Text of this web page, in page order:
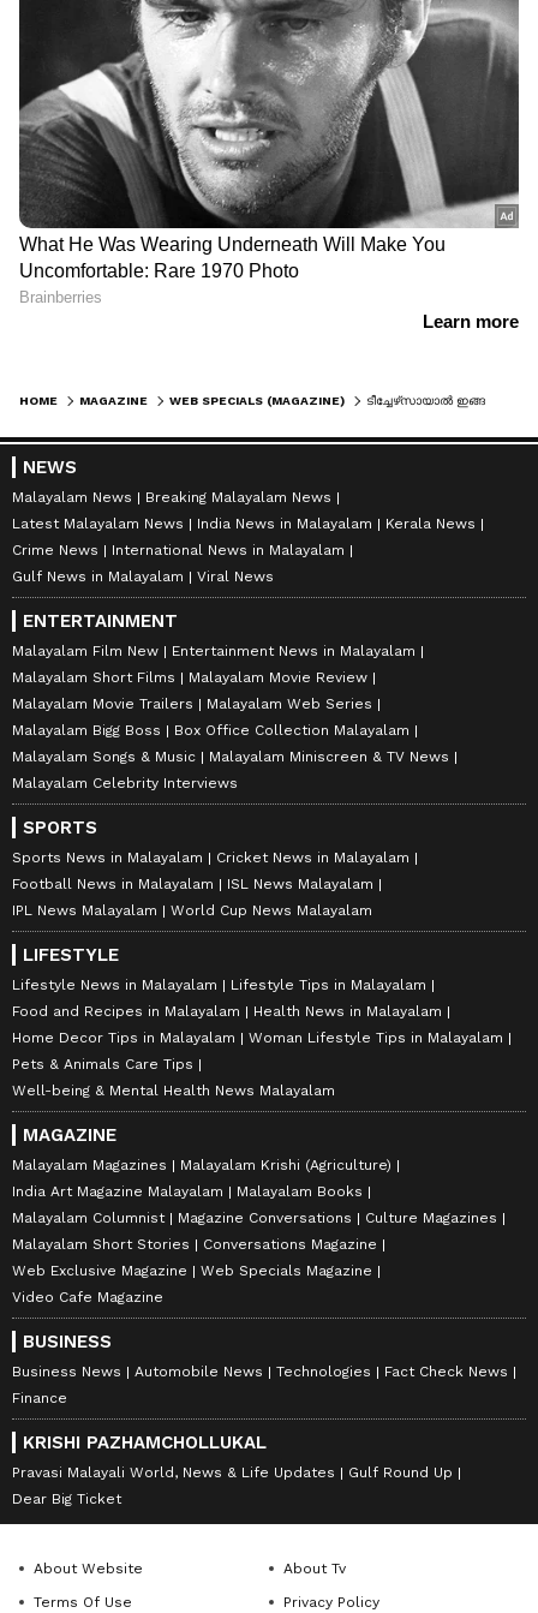
HOME MAGAZINE WEB SPECIALS (MAGAZINE)
NEWS
Malayalam News
Breaking Malayalam News
Latest Malayalam News
India News in Malayalam
Kerala News
Crime News
International News in Malayalam
Gulf News in Malayalam
Viral News
ENTERTAINMENT
Malayalam Film New
Entertainment News in Malayalam
Malayalam Short Films
Malayalam Movie Review
Malayalam Movie Trailers
Malayalam Web Series
Malayalam Bigg Boss
Box Office Collection Malayalam
Malayalam Songs & Music
Malayalam Miniscreen & TV News
Malayalam Celebrity Interviews
SPORTS
Sports News in Malayalam
Cricket News in Malayalam
Football News in Malayalam
ISL News Malayalam
IPL News Malayalam
World Cup News Malayalam
LIFESTYLE
Lifestyle News in Malayalam
Lifestyle Tips in Malayalam
Food and Recipes in Malayalam
Health News in Malayalam
Home Decor Tips in Malayalam
Woman Lifestyle Tips in Malayalam
Pets & Animals Care Tips
Well-being & Mental Health News Malayalam
MAGAZINE
Malayalam Magazines
Malayalam Krishi (Agriculture)
India Art Magazine Malayalam
Malayalam Books
Malayalam Columnist
Magazine Conversations
Culture Magazines
Malayalam Short Stories
Conversations Magazine
Web Exclusive Magazine
Web Specials Magazine
Video Cafe Magazine
BUSINESS
Business News Automobile News Technologies
Fact Check News
Finance
KRISHI PAZHAMCHOLLUKAL
Pravasi Malayali World, News & Life Updates
Gulf Round Up
Dear Big Ticket
About Website
About Tv
Terms Of Use
Privacy Policy